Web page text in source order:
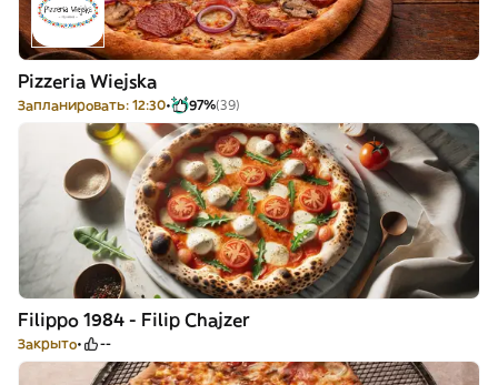
Pizzeria Wiejska
Запланировать: 12:30 97%(39)
Filippo 1984 - Filip Chajzer
Закрыто --